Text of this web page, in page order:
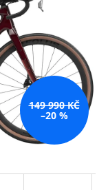
149 990 KČ
–20 %